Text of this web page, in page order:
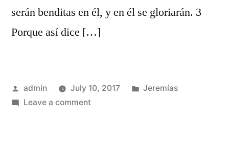
serán benditas en él, y en él se gloriarán. 3
Porque así dice […]
Posted
by
admin July 10, 2017
Posted
Jeremías
Leave a commenton